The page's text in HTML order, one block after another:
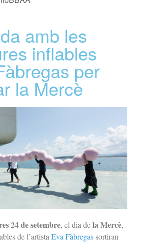
amb les
inflables
per
la Mercè
24 de setembre, el dia dela Mercè,
de l’artista Eva Fàbregas sortiran